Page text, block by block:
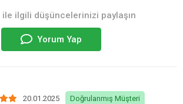
ile ilgili düşüncelerinizi paylaşın
Yorum Yap
20.01.2025 Doğrulanmış Müşteri